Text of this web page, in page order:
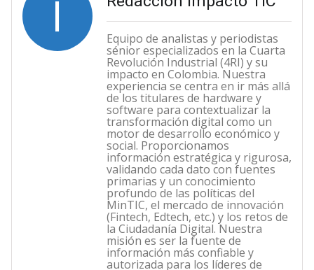
I Equipo de analistas y periodistas
sénior especializados en la Cuarta
Revolución Industrial (4RI) y su
impacto en Colombia. Nuestra
experiencia se centra en ir más allá
de los titulares de hardware y
software para contextualizar la
transformación digital como un
motor de desarrollo económico y
social. Proporcionamos
información estratégica y rigurosa,
validando cada dato con fuentes
primarias y un conocimiento
profundo de las políticas del
MinTIC, el mercado de innovación
(Fintech, Edtech, etc.) y los retos de
la Ciudadanía Digital. Nuestra
misión es ser la fuente de
información más confiable y
autorizada para los líderes de